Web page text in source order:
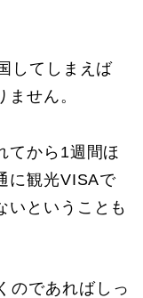
してしまえば
せん。
てから1週間ほ
に観光VISAで
いということも
のであればしっ